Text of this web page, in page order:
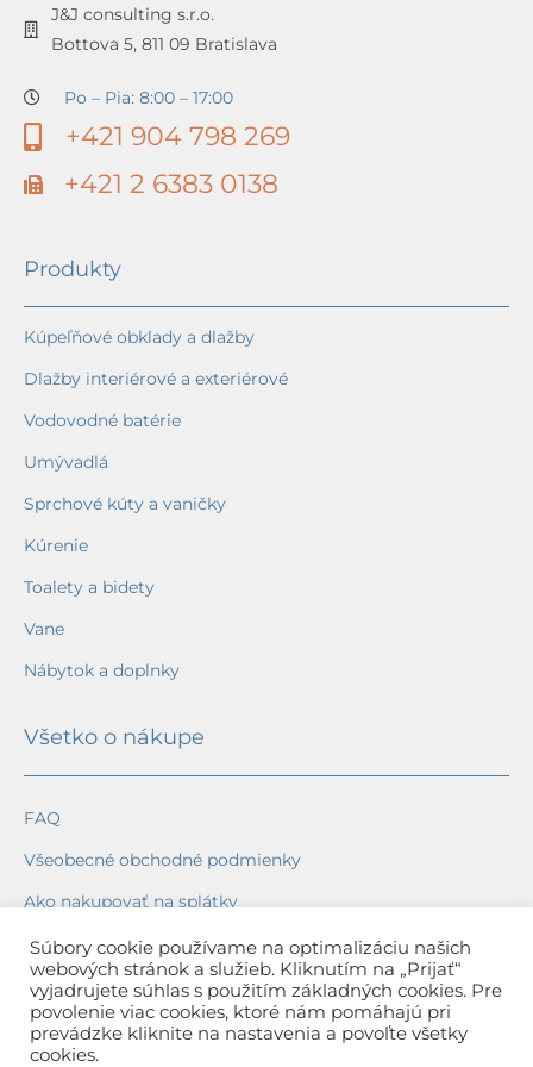
J&J consulting s.r.o.
Bottova 5, 811 09 Bratislava
Po – Pia: 8:00 – 17:00
+421 904 798 269
+421 2 6383 0138
Produkty
Kúpeľňové obklady a dlažby
Dlažby interiérové a exteriérové
Vodovodné batérie
Umývadlá
Sprchové kúty a vaničky
Kúrenie
Toalety a bidety
Vane
Nábytok a doplnky
Všetko o nákupe
FAQ
Všeobecné obchodné podmienky
Ako nakupovať na splátky
Ochrana osobných údajov
Reklamačný poriadok
Spôsob a cena dopravy
Súbory cookie používame na optimalizáciu našich
webových stránok a služieb. Kliknutím na „Prijať“
vyjadrujete súhlas s použitím základných cookies. Pre
povolenie viac cookies, ktoré nám pomáhajú pri
prevádzke kliknite na nastavenia a povoľte všetky
cookies.